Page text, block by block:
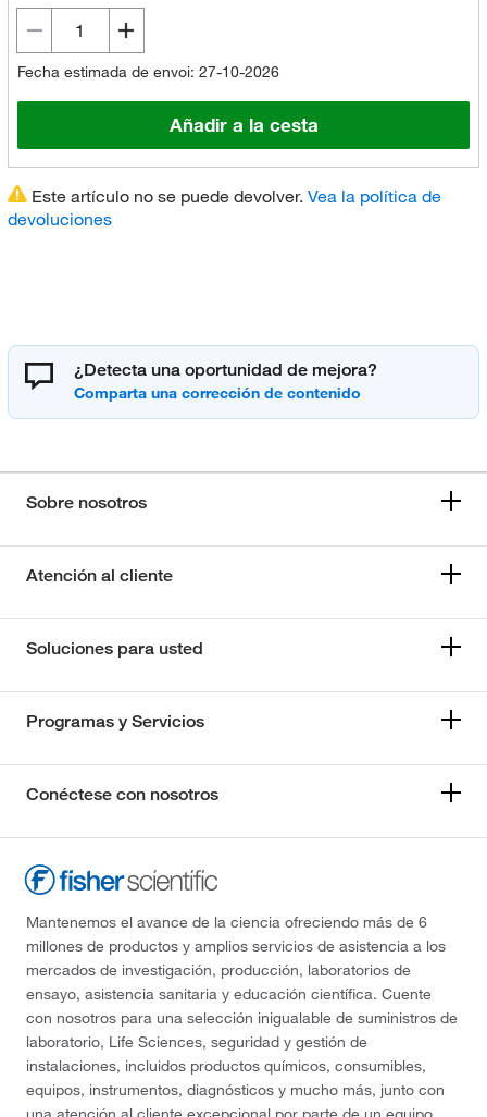
Fecha estimada de envoi: 27-10-2026
Añadir a la cesta
Este artículo no se puede devolver. Vea la política de
devoluciones
¿Detecta una oportunidad de mejora?
Sobre nosotros
Atención al cliente
Soluciones para usted
Programas y Servicios
Conéctese con nosotros
Mantenemos el avance de la ciencia ofreciendo más de 6
millones de productos y amplios servicios de asistencia a los
mercados de investigación, producción, laboratorios de
ensayo, asistencia sanitaria y educación científica. Cuente
con nosotros para una selección inigualable de suministros de
laboratorio, Life Sciences, seguridad y gestión de
instalaciones, incluidos productos químicos, consumibles,
equipos, instrumentos, diagnósticos y mucho más, junto con